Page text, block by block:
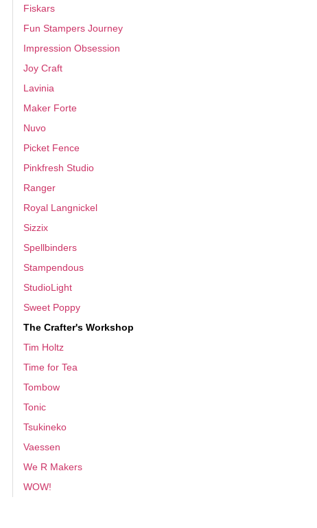
Fiskars
Fun Stampers Journey
Impression Obsession
Joy Craft
Lavinia
Maker Forte
Nuvo
Picket Fence
Pinkfresh Studio
Ranger
Royal Langnickel
Sizzix
Spellbinders
Stampendous
StudioLight
Sweet Poppy
The Crafter's Workshop
Tim Holtz
Time for Tea
Tombow
Tonic
Tsukineko
Vaessen
We R Makers
WOW!